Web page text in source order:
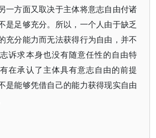
一方面又取决于主体将意志自由付诸
是足够充分。所以，一个人由于缺乏
充分能力而无法获得行为自由，并不
诉求本身也没有随意任性的自由特
在承认了主体具有意志自由的前提
是能够凭借自己的能力获得现实自由